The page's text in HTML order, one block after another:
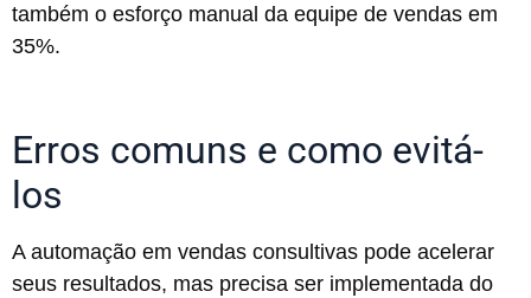
também o esforço manual da equipe de vendas em
35%.
Erros comuns e como evitá-
los
A automação em vendas consultivas pode acelerar
seus resultados, mas precisa ser implementada do